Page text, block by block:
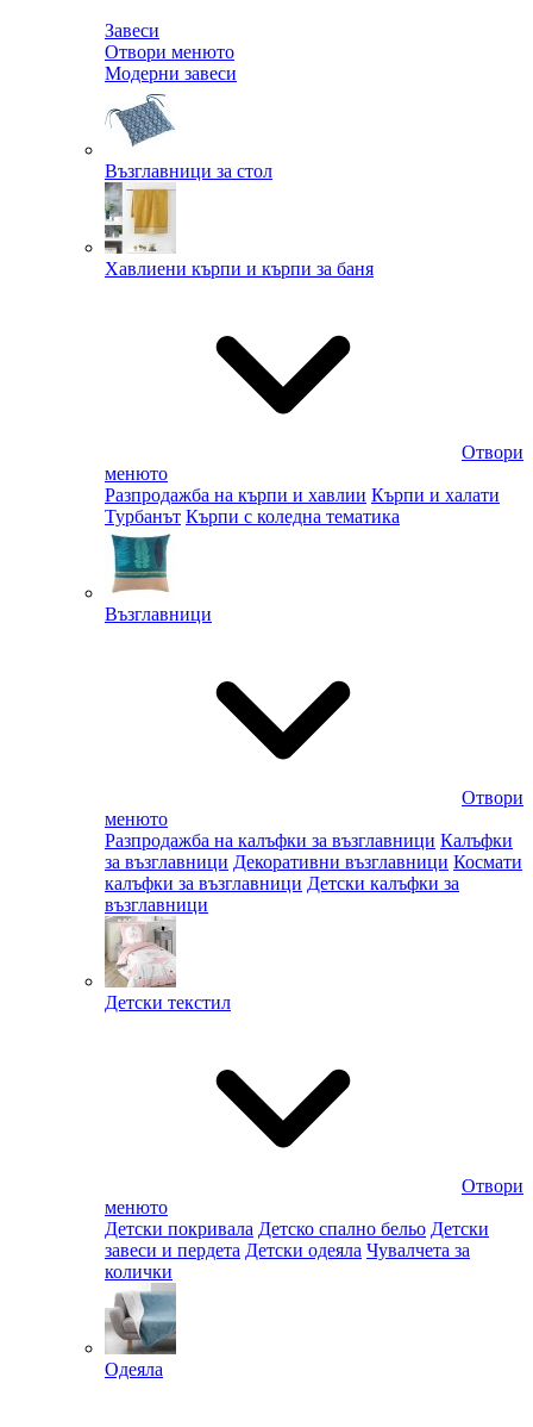
Завеси
Отвори менюто
Модерни завеси
Възглавници за стол
Хавлиени кърпи и кърпи за баня
Отвори
менюто
Разпродажба на кърпи и хавлии Кърпи и халати
Турбанът Кърпи с коледна тематика
Възглавници
Отвори
менюто
Разпродажба на калъфки за възглавници Калъфки
за възглавници Декоративни възглавници Космати
калъфки за възглавници Детски калъфки за
възглавници
Детски текстил
Отвори
менюто
Детски покривала Детско спално бельо Детски
завеси и пердета Детски одеяла Чувалчета за
колички
Одеяла